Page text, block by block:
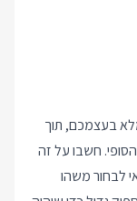
בעצמכם, תוך
חשבו על זה
לבחור משהו